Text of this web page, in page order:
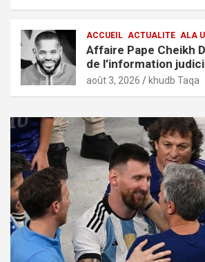
ACCUEIL ACTUALITE ALA
Affaire Pape Cheikh
de l’information
par le tribunal de
août 3, 2026 khudb Taqa